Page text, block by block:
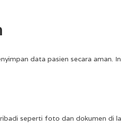
data pasien secara
seperti foto dan dokumen di